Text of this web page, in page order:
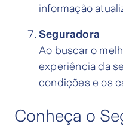
informação
Seguradora
Ao buscar o
experiência da
condições e os
Conheça o